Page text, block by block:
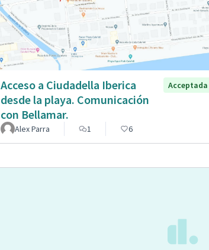
Acceso a Ciudadella Iberica
desde la playa. Comunicación
con Bellamar.
Acceptada
Alex Parra 1 6